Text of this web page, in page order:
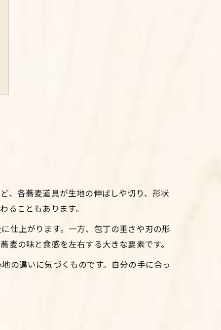
、各蕎麦道具が生地の伸ばしや切り、形状
こともあります。
仕上がります。一方、包丁の重さや刃の形
の味と食感を左右する大きな要素です。
の違いに気づくものです。自分の手に合っ